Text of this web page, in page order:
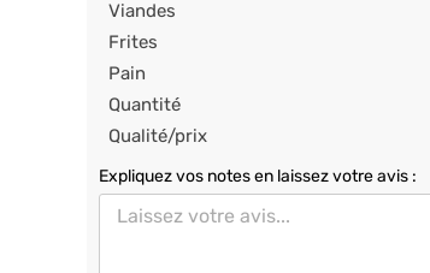
Viandes
Frites
Pain
Quantité
Qualité/prix
Expliquez vos notes en laissez votre avis :